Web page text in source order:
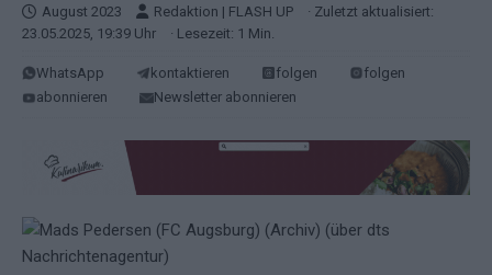
August 2023 Redaktion | FLASH UP
· Zuletzt aktualisiert:
23.05.2025, 19:39 Uhr
· Lesezeit: 1 Min.
WhatsApp kontaktieren folgen
folgen
abonnieren
Newsletter abonnieren